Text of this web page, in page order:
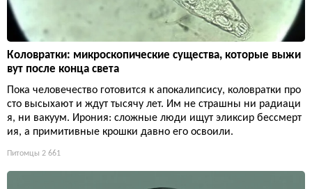
Коловратки: микроскопические существа, которые выжи
вут после конца света
Пока человечество готовится к апокалипсису, коловратки про
сто высыхают и ждут тысячу лет. Им не страшны ни радиаци
я, ни вакуум. Ирония: сложные люди ищут эликсир бессмерт
ия, а примитивные крошки давно его освоили.
Питомцы 2 661